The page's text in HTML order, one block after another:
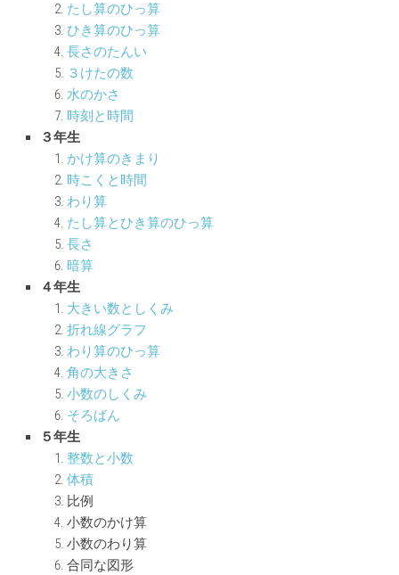
たし算のひっ算
ひき算のひっ算
長さのたんい
３けたの数
水のかさ
時刻と時間
３年生
かけ算のきまり
時こくと時間
わり算
たし算とひき算のひっ算
長さ
暗算
４年生
大きい数としくみ
折れ線グラフ
わり算のひっ算
角の大きさ
小数のしくみ
そろばん
５年生
整数と小数
体積
比例
小数のかけ算
小数のわり算
合同な図形